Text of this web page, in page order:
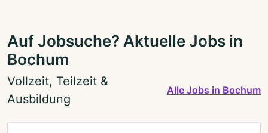
Auf Jobsuche? Aktuelle Jobs in
Bochum
Vollzeit, Teilzeit &
Ausbildung
Alle Jobs in Bochum